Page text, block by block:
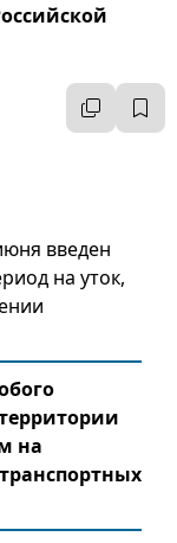
введен
на уток,
на